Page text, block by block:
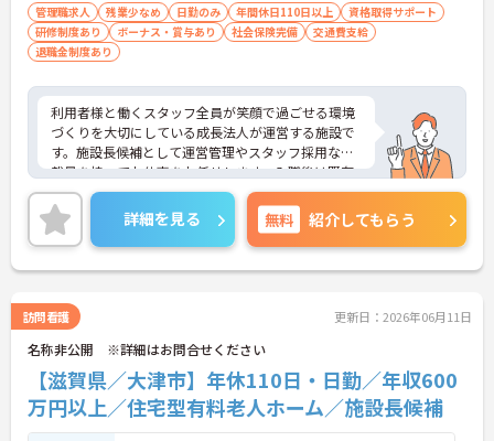
お休みできます
【手厚いサポートとキャリアアップ体制】
修があるため安心して就業できます
・働きながら上位資格を目指せる費用全額負担の資
格取得支援制度があります ・施設長としてスタッフ
採用や運営管理など経営に近いポジションでご活躍
いただけます
管理職求人 残業少なめ 日勤のみ 年間休日110日以上
資格取得サポート
研修制度あり
ボーナス・賞与あり 社会保険完備
交通費支給
退職金制度あり
利用者様と働くスタッフ全員が笑顔で過ごせる環境
づくりを大切にしている成長法人が運営する施設で
す。施設長候補として運営管理やスタッフ採用など
裁量を持ってお仕事をお任せします。入職後は既存
施設での丁寧な事前研修が用意されており、研修中
の交通費や宿泊費も会社が負担するため安心してス
タートできます。想定年収618万円と高い給与水準
に加え、決算賞与や資格取得費用の全額補助など還
元率の高さが魅力です。緊急時を除き基本日勤のみ
もしっかり確保できます。確定給付企業年金や1食2
00円程度の食事補助、会員制高級リゾートの利用な
ど、独自の福利厚生も大変充実しています。有資格
者の方にご自身の経験を活かしながら、充実した待
遇のもとで新しい施設を作り上げるやりがいを感じ
ていただける大変おすすめの求人となっておりま
す。
詳細を見る 無料 紹介してもらう
訪問看護 更新日：2026年06月11日
名称非公開 ※詳細はお問合せください
【滋賀県／大津市】年休110日・日勤／年収600
万円以上／住宅型有料老人ホーム／施設長候補